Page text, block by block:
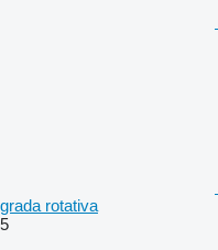
grada rotativa
5